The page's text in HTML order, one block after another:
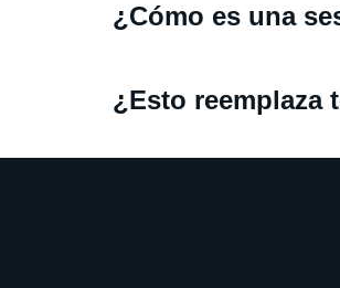
¿Cómo es una
¿Esto reemplaza